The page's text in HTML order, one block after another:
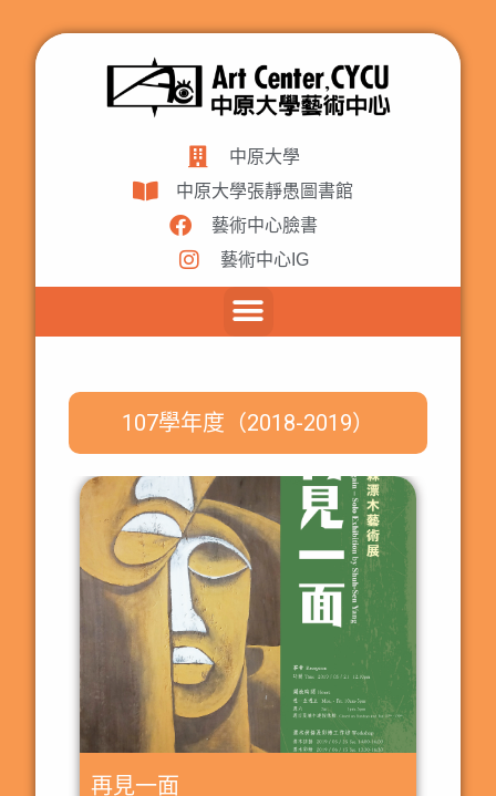
中原大學
中原大學張靜愚圖書館
藝術中心臉書
藝術中心IG
107學年度（2018-2019）
再見一面